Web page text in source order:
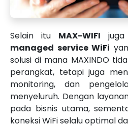
Selain itu MAX-WIFI
managed service WiFi
solusi di mana MAXINDO
perangkat, tetapi juga
monitoring, dan
menyeluruh. Dengan
pada bisnis utama,
koneksi WiFi selalu optimal